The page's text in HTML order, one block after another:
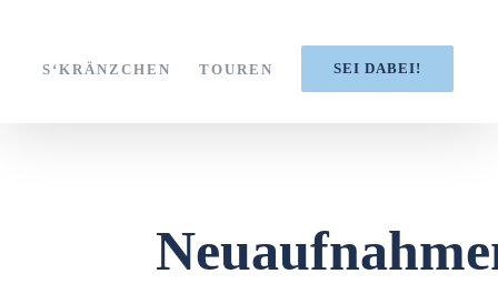
S‘KRÄNZCHEN TOUREN SEI DABEI!